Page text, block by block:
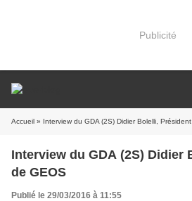
Publicité
Accueil » Interview du GDA (2S) Didier Bolelli,
Interview du GDA (2S) Didier
de GEOS
Publié le 29/03/2016 à 11:55